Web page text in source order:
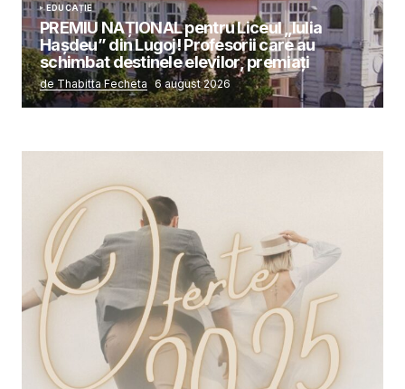
EDUCAȚIE
PREMIU NAȚIONAL pentru Liceul „Iulia
Hașdeu” din Lugoj! Profesorii care au
schimbat destinele elevilor, premiați
de Thabitta Fecheta 6 august 2026